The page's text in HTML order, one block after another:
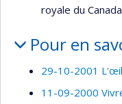
royale du Canada
Pour en
29-10-2001
11-09-2000